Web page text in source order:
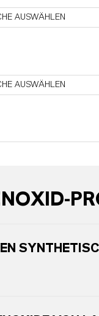
AUSWÄHLEN
AUSWÄHLEN